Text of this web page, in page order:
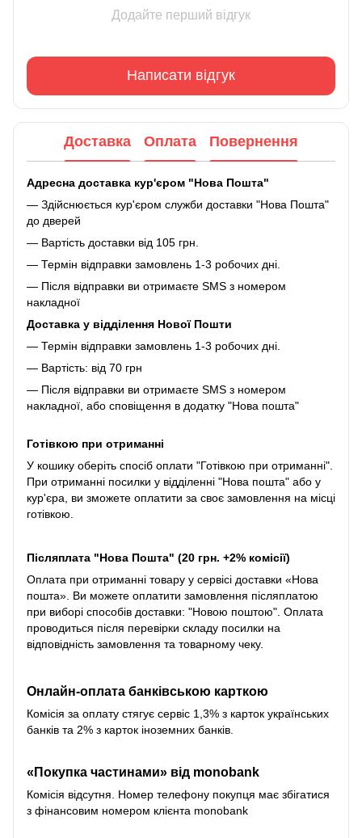
Додайте перший відгук
Написати відгук
Доставка Оплата Повернення
Адресна доставка кур'єром "Нова Пошта"
— Здійснюється кур'єром служби доставки "Нова Пошта"
до дверей
— Вартість доставки від 105 грн.
— Термін відправки замовлень 1-3 робочих дні.
— Після відправки ви отримаєте SMS з номером
накладної
Доставка у відділення Нової Пошти
— Термін відправки замовлень 1-3 робочих дні.
— Вартість: від 70 грн
— Після відправки ви отримаєте SMS з номером
накладної, або сповіщення в додатку "Нова пошта"
Готівкою при отриманні
У кошику оберіть спосіб оплати "Готівкою при отриманні".
При отриманні посилки у відділенні "Нова пошта" або у
кур'єра, ви зможете оплатити за своє замовлення на місці
готівкою.
Післяплата "Нова Пошта" (20 грн. +2% комісії)
Оплата при отриманні товару у сервісі доставки «Нова
пошта». Ви можете оплатити замовлення післяплатою
при виборі способів доставки: "Новою поштою". Оплата
проводиться після перевірки складу посилки на
відповідність замовлення та товарному чеку.
Онлайн-оплата банківською карткою
Комісія за оплату стягує сервіс 1,3% з карток українських
банків та 2% з карток іноземних банків.
«Покупка частинами» від monobank
Комісія відсутня. Номер телефону покупця має збігатися
з фінансовим номером клієнта monobank